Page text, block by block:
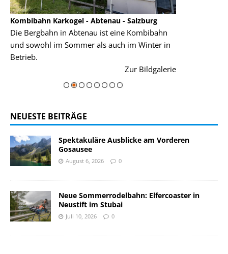
Kombibahn Karkogel - Abtenau - Salzburg
Die Bergbahn in Abtenau ist eine Kombibahn
und sowohl im Sommer als auch im Winter in
Betrieb.
Zur Bildgalerie
NEUESTE BEITRÄGE
Spektakuläre Ausblicke am Vorderen
Gosausee
August 6, 2026 0
Neue Sommerrodelbahn: Elfercoaster in
Neustift im Stubai
Juli 10, 2026 0